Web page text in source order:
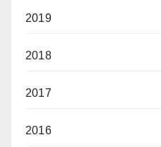
2019
2018
2017
2016